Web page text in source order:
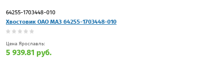
64255-1703448-010
Хвостовик ОАО МАЗ 64255-1703448-010
Цена Ярославль:
5 939.81 руб.